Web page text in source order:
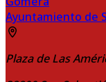
Ayuntamiento de
Plaza de Las